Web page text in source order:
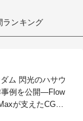
ランキング
ム 閃光のハサウ
事例を公開―Flow
が支えたCG制